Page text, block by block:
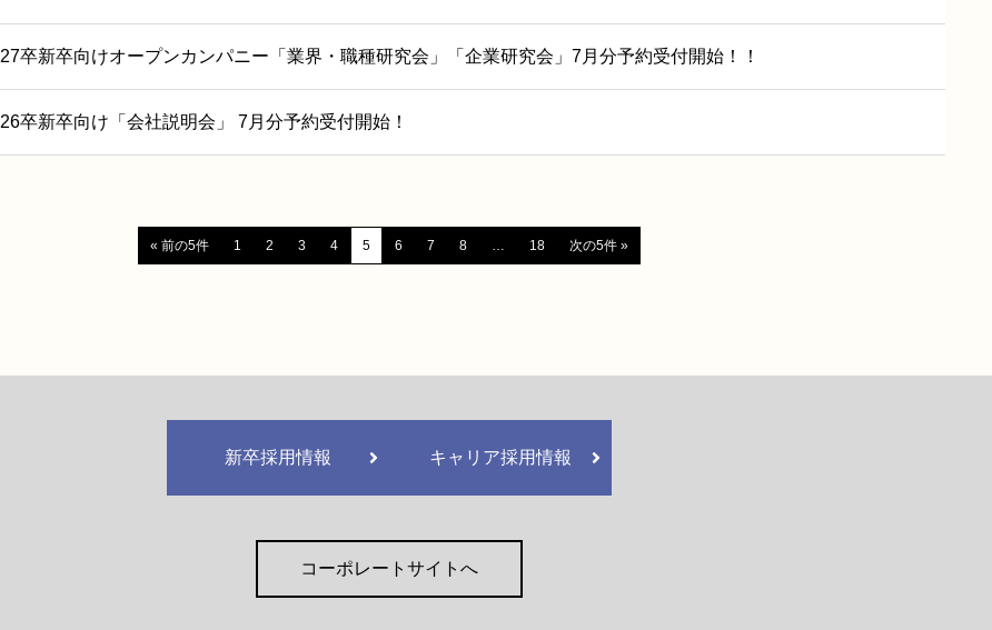
27卒新卒向けオープンカンパニー「業界・職種研究会」「企業研究会」7月分予約受付開始！！
26卒新卒向け「会社説明会」 7月分予約受付開始！
« 前の5件 1 2 3 4 5 6 7 8 … 18 次の5件 »
新卒採用情報 キャリア採用情報
コーポレートサイトへ